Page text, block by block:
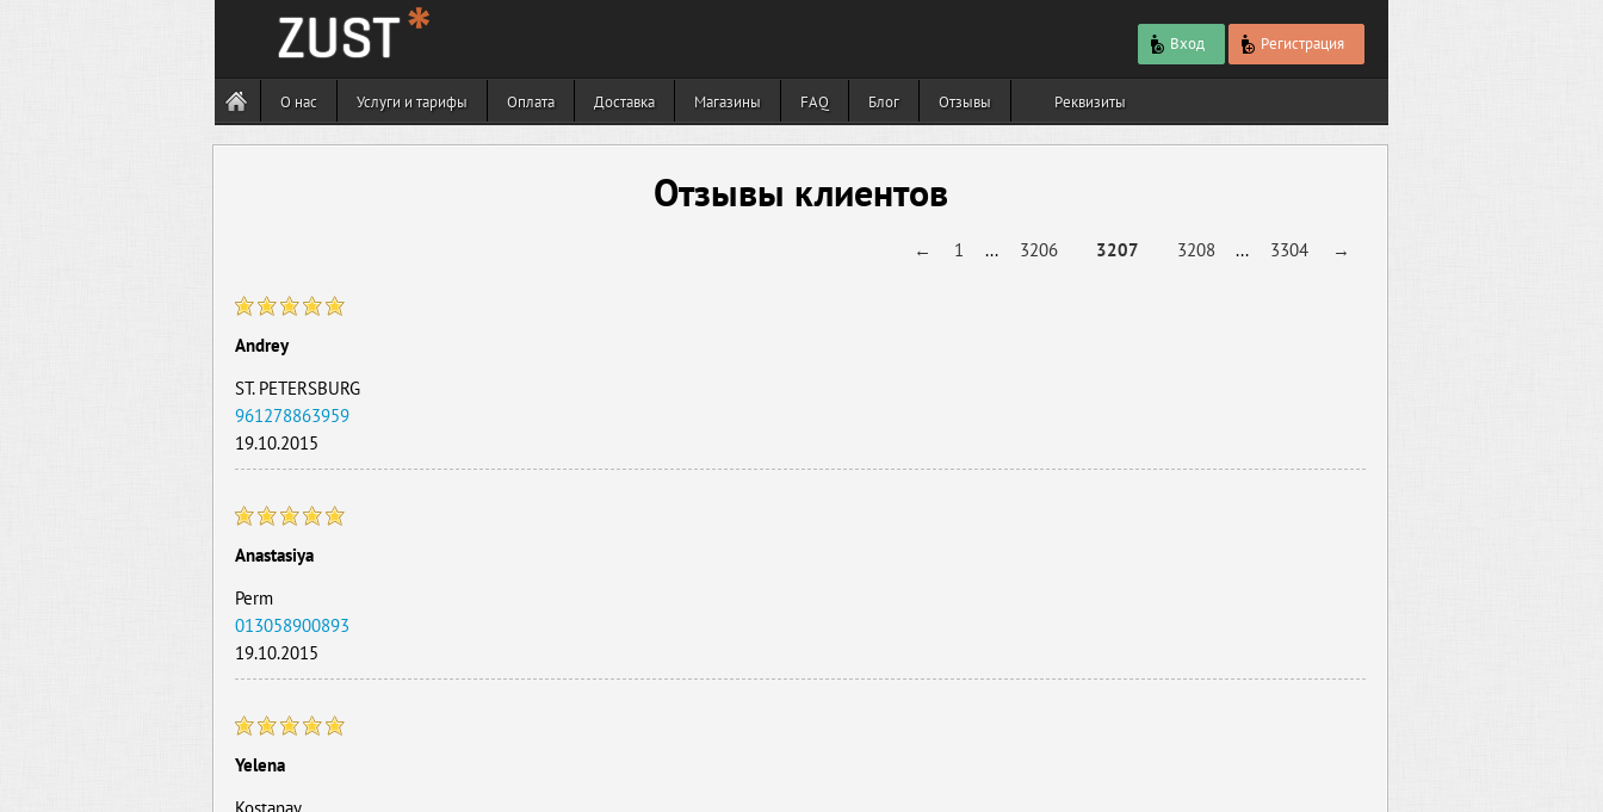
Вход Регистрация
О нас Услуги и тарифы Оплата Доставка Магазины FAQ Блог Отзывы Реквизиты
Отзывы клиентов
← 1 ... 3206 3207 3208 ... 3304 →
Andrey
ST. PETERSBURG
961278863959
19.10.2015
Anastasiya
Perm
013058900893
19.10.2015
Yelena